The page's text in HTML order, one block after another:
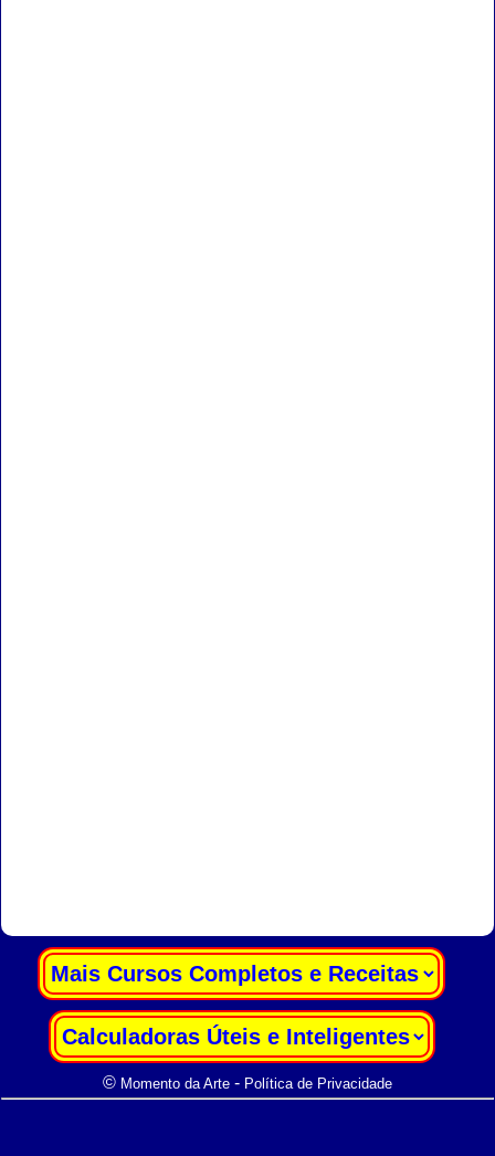
© Momento da Arte- Política de Privacidade